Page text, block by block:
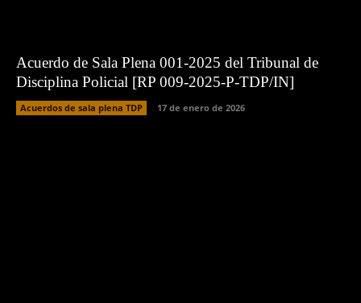
Acuerdo de Sala Plena 001-2025 del Tribunal de
Disciplina Policial [RP 009-2025-P-TDP/IN]
Acuerdos de sala plena TDP 17 de enero de 2026